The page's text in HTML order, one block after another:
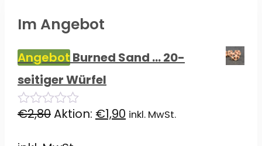
Im Angebot
Angebot Burned Sand ... 20-
seitiger Würfel
0
€2,80Ursprünglicher
Aktion: €1,90 Aktueller
inkl. MwSt.